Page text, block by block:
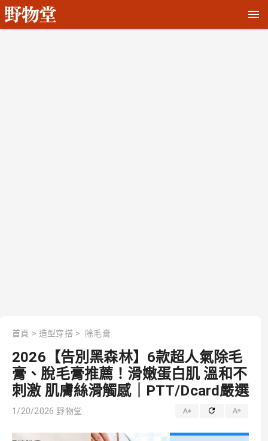
首頁 > 造型穿搭 > 除毛膏
2026【告別黑森林】6款超人氣除毛
膏、脫毛膏推薦！滑嫩蛋白肌 溫和不
刺激 肌膚絲滑觸感｜PTT/Dcard嚴選
1/20/2026 野物堂